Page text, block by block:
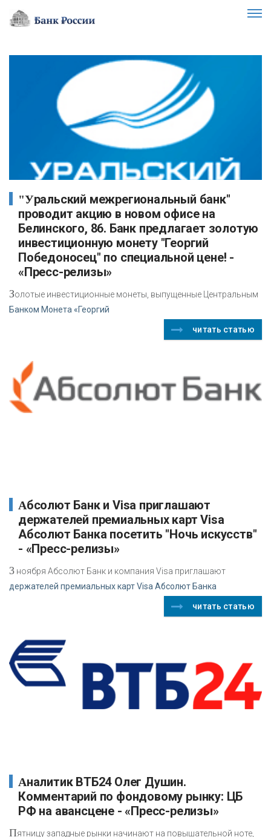
"Уральский межрегиональный банк"
проводит акцию в новом офисе на
Белинского, 86. Банк предлагает золотую
инвестиционную монету "Георгий
Победоносец" по специальной цене! -
«Пресс-релизы»
Золотые инвестиционные монеты, выпущенные Центральным
Банком Монета «Георгий
читать статью
Абсолют Банк и Visa приглашают
держателей премиальных карт Visa
Абсолют Банка посетить "Ночь искусств"
- «Пресс-релизы»
3 ноября Абсолют Банк и компания Visa приглашают
держателей премиальных карт Visa Абсолют Банка
читать статью
Аналитик ВТБ24 Олег Душин.
Комментарий по фондовому рынку: ЦБ
РФ на авансцене - «Пресс-релизы»
Пятницу западные рынки начинают на повышательной ноте,